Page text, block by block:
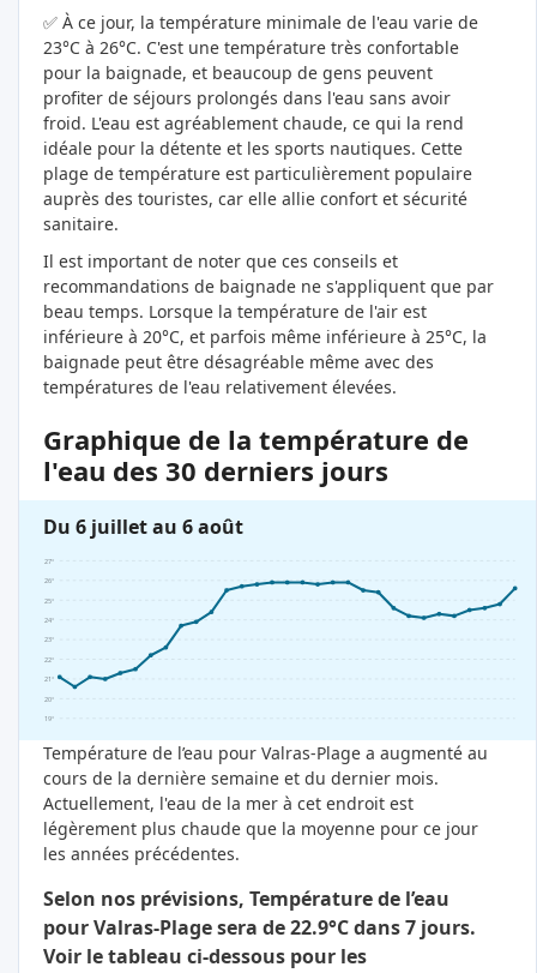
✅ À ce jour, la température minimale de l'eau varie de
23°C à 26°C. C'est une température très confortable
pour la baignade, et beaucoup de gens peuvent
profiter de séjours prolongés dans l'eau sans avoir
froid. L'eau est agréablement chaude, ce qui la rend
idéale pour la détente et les sports nautiques. Cette
plage de température est particulièrement populaire
auprès des touristes, car elle allie confort et sécurité
sanitaire.
Il est important de noter que ces conseils et
recommandations de baignade ne s'appliquent que par
beau temps. Lorsque la température de l'air est
inférieure à 20°C, et parfois même inférieure à 25°C, la
baignade peut être désagréable même avec des
températures de l'eau relativement élevées.
Graphique de la température de
l'eau des 30 derniers jours
Du 6 juillet au 6 août
19°
20°
21°
22°
23°
24°
25°
26°
27°
Température de l’eau pour Valras-Plage a augmenté au
cours de la dernière semaine et du dernier mois.
Actuellement, l'eau de la mer à cet endroit est
légèrement plus chaude que la moyenne pour ce jour
les années précédentes.
Selon nos prévisions, Température de l’eau
pour Valras-Plage sera de 22.9°C dans 7 jours.
Voir le tableau ci-dessous pour les